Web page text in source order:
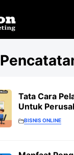
Tata Cara
Untuk
BISNIS ONLINE